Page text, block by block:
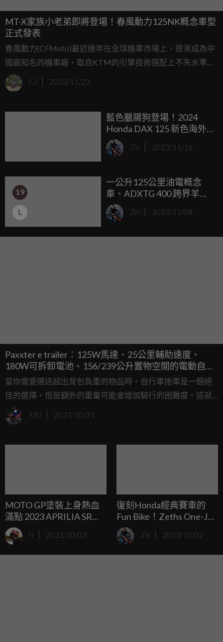
MT-X家族小老弟即將登場！春風動力125NK概念車型
正式發表
春風動力(CFMoto)最近幾年在全球機車市場上，逐漸成為中
國最知名的機車廠，取自KTM的引擎技術搭配上不失水準的
配備規格及容易入手的售價讓許多消費者也開始將目光投注
到他這間車廠上。最近幾年輕檔車市場也逐漸成為市場的寵
念車型，趕快讓我們來看看目前他們釋出的資訊吧！
CJ 2023/11/23
藍色臘腸狗登場！2024
Honda DAX 125 新色海外
亮相
Ziv 2023/11/16
19
L
一公升125公里油電概念
車、ADXTG 400 跨界羊！
2023 SYM 米蘭車展多款新
車亮相Ziv 2023/11/08
Paxxter e trailer：125W馬達、25公里輔助速度、
180W可拆卸電池、156/239公升置物空間的電動自行
車拖車！
當你需要運送超出背包負重的物品時，自行車拖車是一個絕
佳的選擇。但是額外的重量可能會增加騎行的困難度。這就
是德國Roland Werk公司的Paxxter e trailer發揮作用的地方，
因為它在每個輪子上都裝有一個電動馬達。
KRJ 2023/10/31
MOTO GP塗裝上身熱血
滿點 2023 APRILIA SR
GT125/200 REPLICA歐
洲亮相N 2023/10/03
復刻Honda經典賽車的
Fun Bike！Zeths One-Joy
125 中國登場
Ziv 2023/10/02